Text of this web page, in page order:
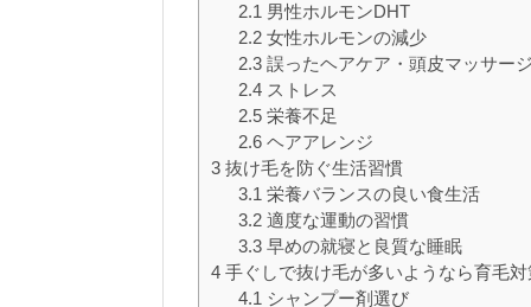
2.1 男性ホルモンDHT
2.2女性ホルモンの減少
2.3誤ったヘアケア・頭皮マッサー
2.4ストレス
2.5栄養不足
2.6ヘアアレンジ
3 抜け毛を防ぐ生活習慣
3.1 栄養バランスの良い食生活
3.2適度な運動の習慣
3.3早めの就寝と良質な睡眠
4 手ぐしで抜け毛が多いようなら育毛対
4.1 シャンプー剤選び